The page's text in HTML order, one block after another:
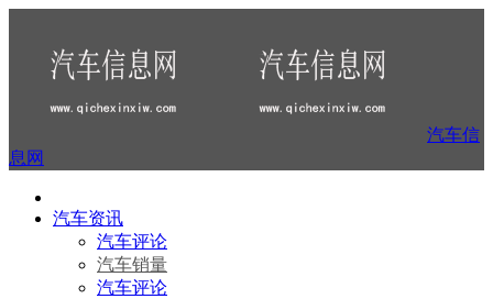
汽车信
息网
汽车资讯
汽车评论
汽车销量
汽车评论